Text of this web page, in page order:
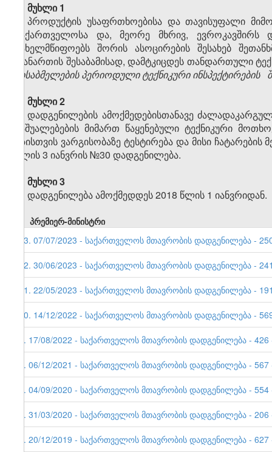
მუხლი 1
პროდუქტის უსაფრთხოებისა და თავისუფალი
საქართველოსა და, მეორე მხრივ,
სახელმწიფოებს შორის ასოცირების შესახებ
დანართის შესაბამისად, დამტკიცდეს თანდართული
მისაბმელების პერიოდული ტექნიკური ინსპექტირების
მუხლი 2
დადგენილების ამოქმედებისთანავე
საშუალებების მიმართ წაყენებული ტექნიკური
გზისთვის ვარგისობაზე ტესტირება და მისი
წლის 3 იანვრის №30 დადგენილება.
მუხლი 3
დადგენილება ამოქმედდეს 2018 წლის 1 იანვრიდან.
პრემიერ-მინისტრი
13. 07/07/2023 - საქართველოს მთავრობის დადგენილება -
12. 30/06/2023 - საქართველოს მთავრობის დადგენილება -
11. 22/05/2023 - საქართველოს მთავრობის დადგენილება -
10. 14/12/2022 - საქართველოს მთავრობის დადგენილება -
9. 17/08/2022 - საქართველოს მთავრობის დადგენილება - 426
8. 06/12/2021 - საქართველოს მთავრობის დადგენილება - 567
7. 04/09/2020 - საქართველოს მთავრობის დადგენილება - 554
6. 31/03/2020 - საქართველოს მთავრობის დადგენილება - 206
5. 20/12/2019 - საქართველოს მთავრობის დადგენილება - 627